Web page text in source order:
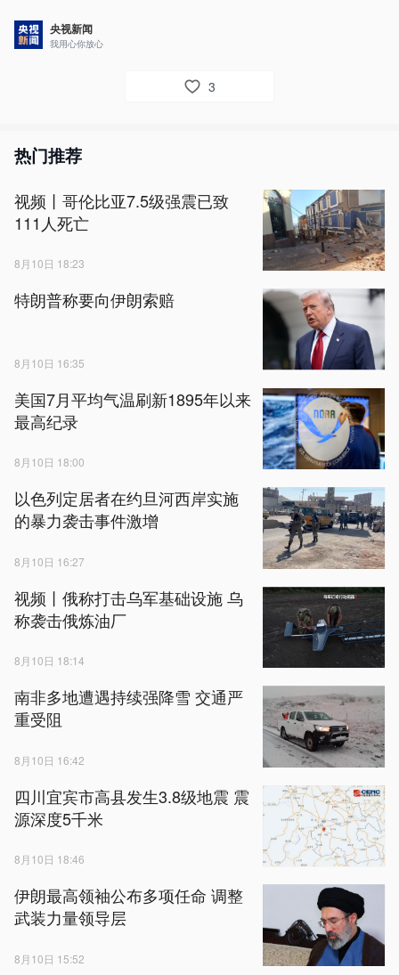
央视新闻
我用心你放心
3
热门推荐
视频丨哥伦比亚7.5级强震已致
111人死亡
8月10日 18:23
特朗普称要向伊朗索赔
8月10日 16:35
美国7月平均气温刷新1895年以来
最高纪录
8月10日 18:00
以色列定居者在约旦河西岸实施
的暴力袭击事件激增
8月10日 16:27
视频丨俄称打击乌军基础设施 乌
称袭击俄炼油厂
8月10日 18:14
南非多地遭遇持续强降雪 交通严
重受阻
8月10日 16:42
四川宜宾市高县发生3.8级地震 震
源深度5千米
8月10日 18:46
伊朗最高领袖公布多项任命 调整
武装力量领导层
8月10日 15:52